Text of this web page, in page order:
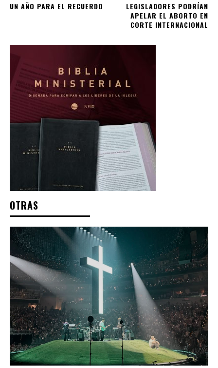
UN AÑO PARA EL RECUERDO
LEGISLADORES PODRÍAN
APELAR EL ABORTO EN
CORTE INTERNACIONAL
OTRAS